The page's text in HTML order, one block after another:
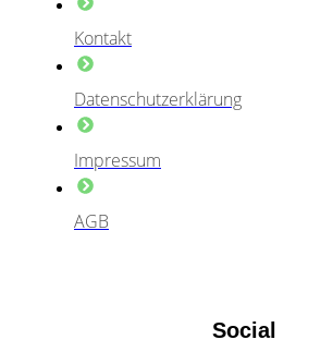
Kontakt
Datenschutzerklärung
Impressum
AGB
Social